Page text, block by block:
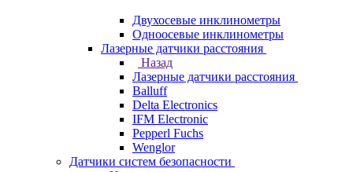
Двухосевые инклинометры
Одноосевые инклинометры
Лазерные датчики расстояния
Назад
Лазерные датчики расстояния
Balluff
Delta Electronics
IFM Electronic
Pepperl Fuchs
Wenglor
Датчики систем безопасности